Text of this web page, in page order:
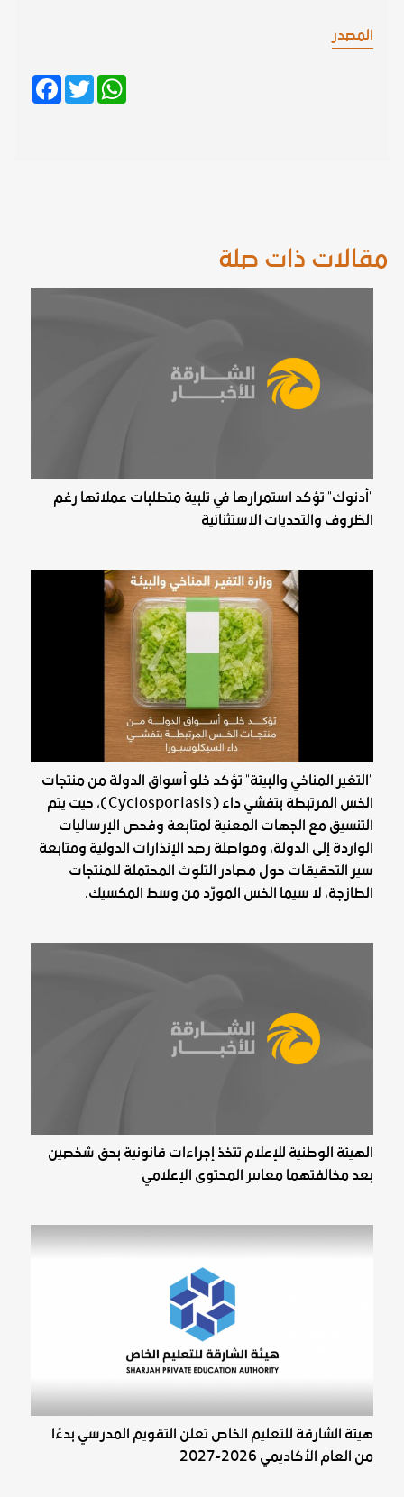
مقالات ذات صلة
"أدنوك" تؤكد استمرارها في تلبية متطلبات عملائها رغم
الظروف والتحديات الاستثنائية
"التغير المناخي والبيئة" تؤكد خلو أسواق الدولة من منتجات
الخس المرتبطة بتفشي داء (Cyclosporiasis)، حيث يتم
التنسيق مع الجهات المعنية لمتابعة وفحص الإرساليات
الواردة إلى الدولة، ومواصلة رصد الإنذارات الدولية ومتابعة
سير التحقيقات حول مصادر التلوث المحتملة للمنتجات
الطازجة، لا سيما الخس المورّد من وسط المكسيك.
الهيئة الوطنية للإعلام تتخذ إجراءات قانونية بحق شخصين
بعد مخالفتهما معايير المحتوى الإعلامي
هيئة الشارقة للتعليم الخاص تعلن التقويم المدرسي بدءًا
من العام الأكاديمي 2026-2027
المصدر
Facebook
Twitter